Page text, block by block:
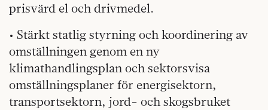
prisvärd el och drivmedel.
• Stärkt statlig styrning och koordinering av
omställningen genom en ny
klimathandlingsplan och sektorsvisa
omställningsplaner för energisektorn,
transportsektorn, jord- och skogsbruket